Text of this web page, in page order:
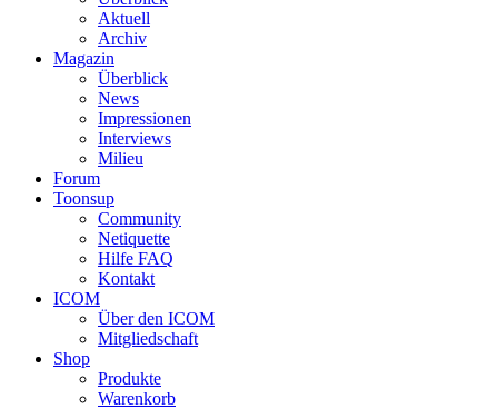
Aktuell
Archiv
Magazin
Überblick
News
Impressionen
Interviews
Milieu
Forum
Toonsup
Community
Netiquette
Hilfe FAQ
Kontakt
ICOM
Über den ICOM
Mitgliedschaft
Shop
Produkte
Warenkorb